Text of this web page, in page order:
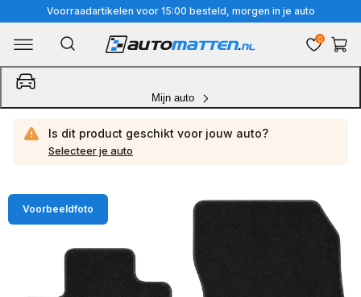
naar
content
Voorraadartikelen voor 15:00 besteld, morgen in je auto
Mijn auto
0
Is dit product geschikt voor jouw auto?
Selecteer je auto
Ga
direct
productinformatie
Voorbeeldfoto